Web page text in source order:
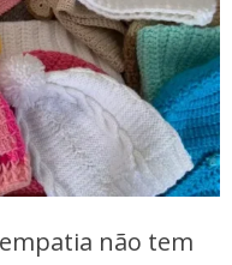
não tem